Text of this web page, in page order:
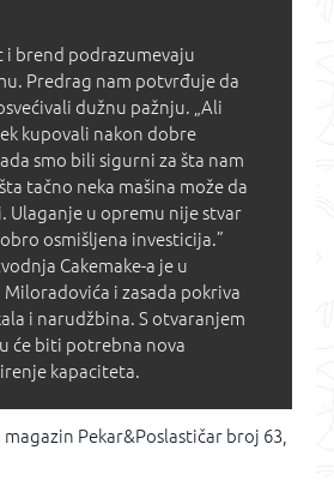
i brend podrazumevaju
Predrag nam potvrđuje da
dužnu pažnju. „Ali
kupovali nakon dobre
smo bili sigurni za šta nam
tačno neka mašina može da
Ulaganje u opremu nije stvar
osmišljena investicija.”
Cakemake-a je u
i zasada pokriva
i narudžbina. S otvaranjem
će biti potrebna nova
kapaciteta.
magazin Pekar&Poslastičar broj 63,